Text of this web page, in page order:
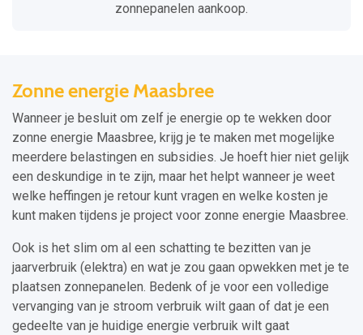
zonnepanelen aankoop.
Zonne energie Maasbree
Wanneer je besluit om zelf je energie op te wekken door
zonne energie Maasbree, krijg je te maken met mogelijke
meerdere belastingen en subsidies. Je hoeft hier niet gelijk
een deskundige in te zijn, maar het helpt wanneer je weet
welke heffingen je retour kunt vragen en welke kosten je
kunt maken tijdens je project voor zonne energie Maasbree.
Ook is het slim om al een schatting te bezitten van je
jaarverbruik (elektra) en wat je zou gaan opwekken met je te
plaatsen zonnepanelen. Bedenk of je voor een volledige
vervanging van je stroom verbruik wilt gaan of dat je een
gedeelte van je huidige energie verbruik wilt gaat